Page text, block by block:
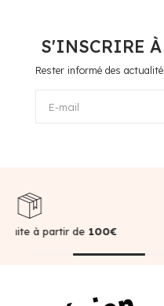
S'INSCRIRE
Rester informé des
E-mail
100€